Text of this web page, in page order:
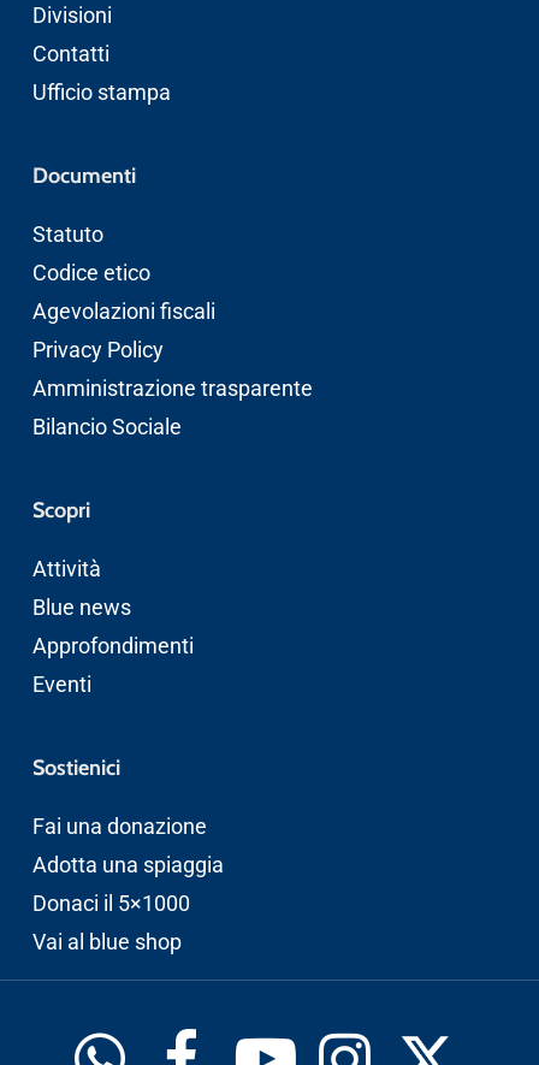
Divisioni
Contatti
Ufficio stampa
Documenti
Statuto
Codice etico
Agevolazioni fiscali
Privacy Policy
Amministrazione trasparente
Bilancio Sociale
Scopri
Attività
Blue news
Approfondimenti
Eventi
Sostienici
Fai una donazione
Adotta una spiaggia
Donaci il 5×1000
Vai al blue shop